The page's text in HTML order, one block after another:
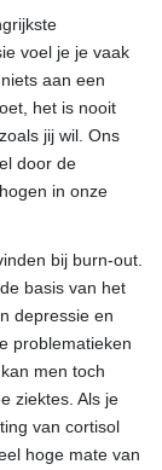
voel je je vaak
aan een
het is nooit
jij wil. Ons
door de
in onze
bij burn-out.
basis van het
depressie en
problematieken
men toch
ziektes. Als je
van cortisol
hoge mate van